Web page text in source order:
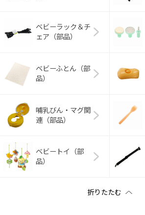
ベビーラック＆チ
ェア（部品）
ベビーふとん（部
品）
哺乳びん・マグ関
連（部品）
ベビートイ（部
品）